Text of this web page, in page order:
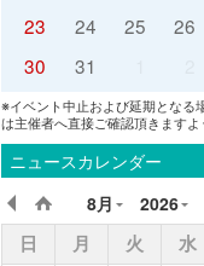
23
24 25 26
30
31
※イベント中止および延期となる
は主催者へ直接ご確認頂きますよ
ニュースカレンダー
8月 2026
日 月 火 水